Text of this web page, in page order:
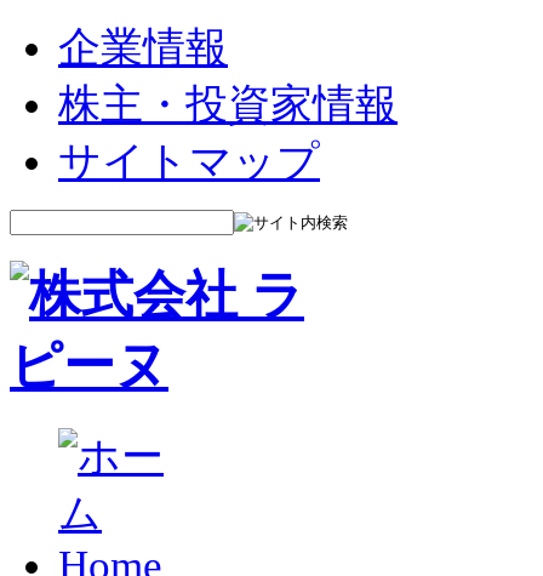
企業情報
株主・投資家情報
サイトマップ